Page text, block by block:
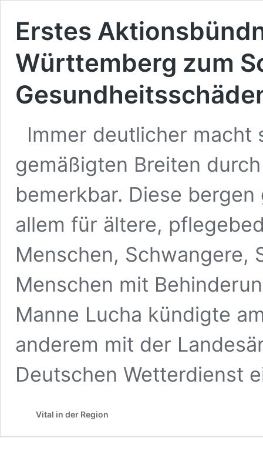
Erstes
Württemberg zum
Immer deutlicher macht
gemäßigten Breiten
bemerkbar. Diese
allem für ältere,
Menschen, Schwangere,
Menschen mit
Manne Lucha kündigte
anderem mit der
Deutschen Wetterdienst
Vital in der Region